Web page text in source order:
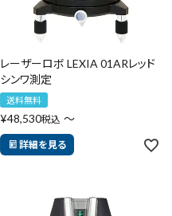
レーザーロボ LEXIA 01ARレッド
シンワ測定
送料無料
¥48,530税込 〜
詳細を見る